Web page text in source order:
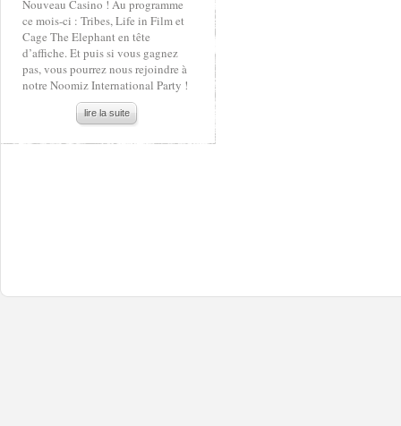
Nouveau Casino ! Au programme
ce mois-ci : Tribes, Life in Film et
Cage The Elephant en tête
d’affiche. Et puis si vous gagnez
pas, vous pourrez nous rejoindre à
notre Noomiz International Party !
lire la suite